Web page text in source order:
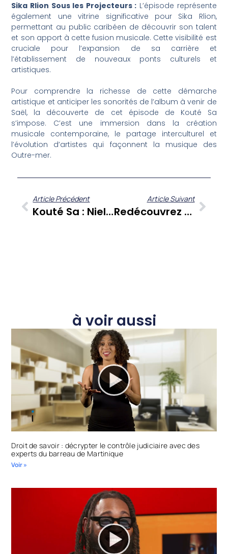
Sika Rlion Sous les Projecteurs : L’épisode représente
également une vitrine significative pour Sika Rlion,
permettant au public caribéen de découvrir son talent
et son apport à cette fusion musicale. Cette visibilité est
cruciale pour l’expansion de sa carrière et
l’établissement de nouveaux ponts culturels et
artistiques.
Pour comprendre la richesse de cette démarche
artistique et anticiper les sonorités de l’album à venir de
Saël, la découverte de cet épisode de Kouté Sa
s’impose. C’est une immersion dans la création
musicale contemporaine, le partage interculturel et
l’évolution d’artistes qui façonnent la musique des
Outre-mer.
Article Précédent
Kouté Sa : Niels Bernardini-Prudent, Un Avocat Martiniquais À La Tête De La FNUJA, Partage Son Parcours
Article Suivant
Redécouvrez Les Moments Forts De FANM : Un ‘Best Of’ Dédié Aux Voix Féminines Des Antilles-Guyane
à voir aussi
Droit de savoir : décrypter le contrôle judiciaire avec des
experts du barreau de Martinique
Voir »